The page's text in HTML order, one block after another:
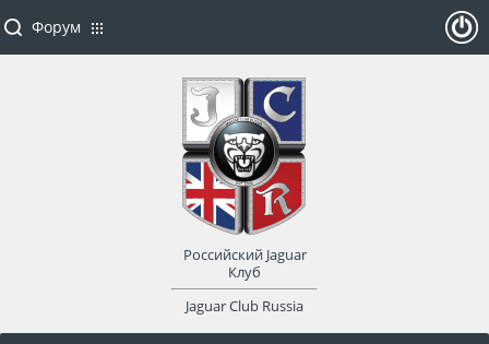
Форум
Российский Jaguar
Клуб
Jaguar Club Russia